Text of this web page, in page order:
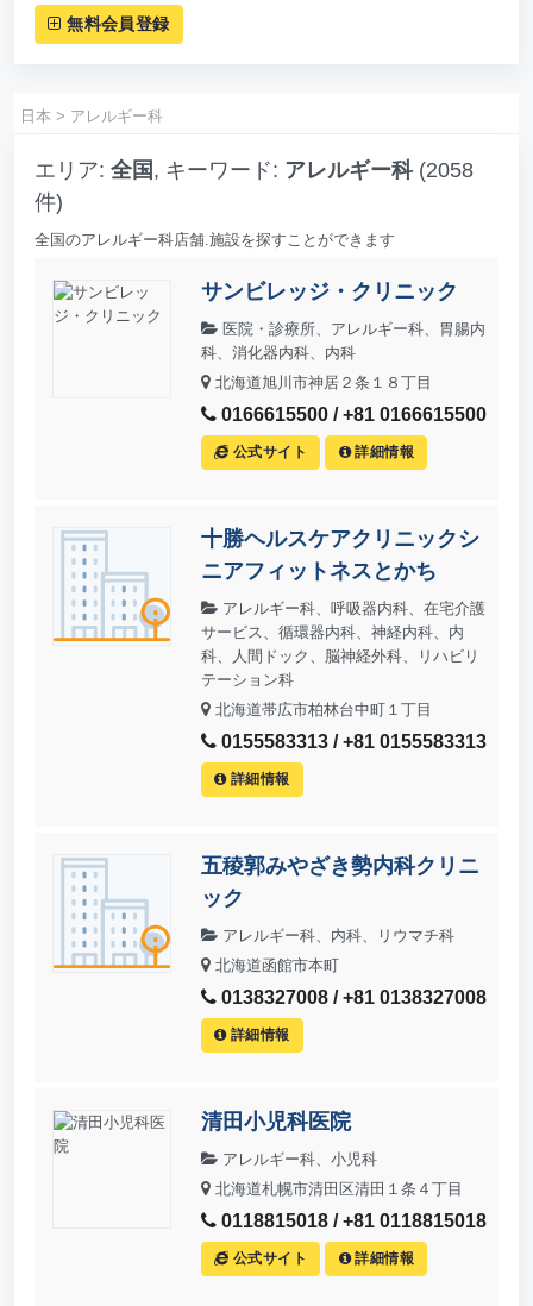
無料会員登録
日本 > アレルギー科
エリア: 全国 , キーワード: アレルギー科(2058
件)
全国のアレルギー科店舗.施設を探すことができます
サンビレッジ・クリニック
医院・診療所、アレルギー科、胃腸内
科、消化器内科、内科
北海道旭川市神居２条１８丁目
0166615500 / +81 0166615500
公式サイト 詳細情報
十勝ヘルスケアクリニックシ
ニアフィットネスとかち
アレルギー科、呼吸器内科、在宅介護
サービス、循環器内科、神経内科、内
科、人間ドック、脳神経外科、リハビリ
テーション科
北海道帯広市柏林台中町１丁目
0155583313 / +81 0155583313
詳細情報
五稜郭みやざき勢内科クリニ
ック
アレルギー科、内科、リウマチ科
北海道函館市本町
0138327008 / +81 0138327008
詳細情報
清田小児科医院
アレルギー科、小児科
北海道札幌市清田区清田１条４丁目
0118815018 / +81 0118815018
公式サイト 詳細情報